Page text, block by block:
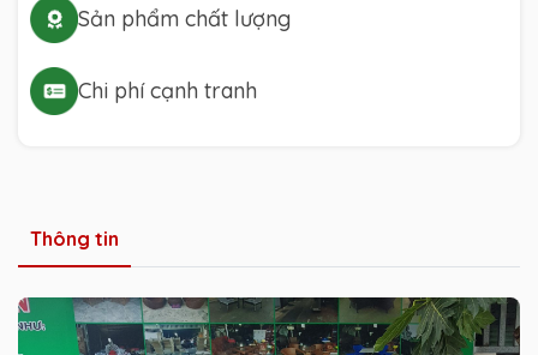
Sản phẩm chất lượng
Chi phí cạnh tranh
Thông tin